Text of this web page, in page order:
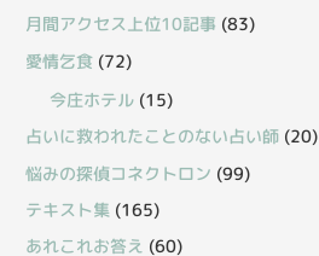
月間アクセス上位10記事 (83)
愛情乞食 (72)
今庄ホテル (15)
占いに救われたことのない占い師 (20)
悩みの探偵コネクトロン (99)
テキスト集 (165)
あれこれお答え (60)